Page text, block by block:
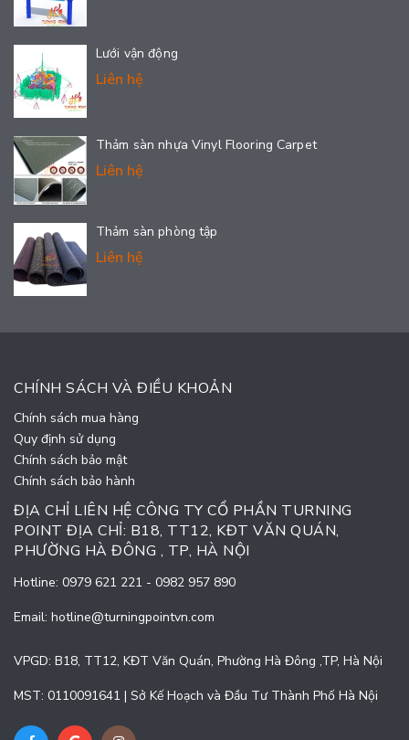
Lưới vận động
Liên hệ
Thảm sàn nhựa Vinyl Flooring Carpet
Liên hệ
Thảm sàn phòng tập
Liên hệ
CHÍNH SÁCH VÀ ĐIỀU KHOẢN
Chính sách mua hàng
Quy định sử dụng
Chính sách bảo mật
Chính sách bảo hành
ĐỊA CHỈ LIÊN HỆ CÔNG TY CỔ PHẦN TURNING
POINT ĐỊA CHỈ: B18, TT12, KĐT VĂN QUÁN,
PHƯỜNG HÀ ĐÔNG , TP, HÀ NỘI
Hotline: 0979 621 221 - 0982 957 890
Email: hotline@turningpointvn.com
VPGD: B18, TT12, KĐT Văn Quán, Phường Hà Đông ,TP, Hà Nội
MST: 0110091641 | Sở Kế Hoạch và Đầu Tư Thành Phố Hà Nội